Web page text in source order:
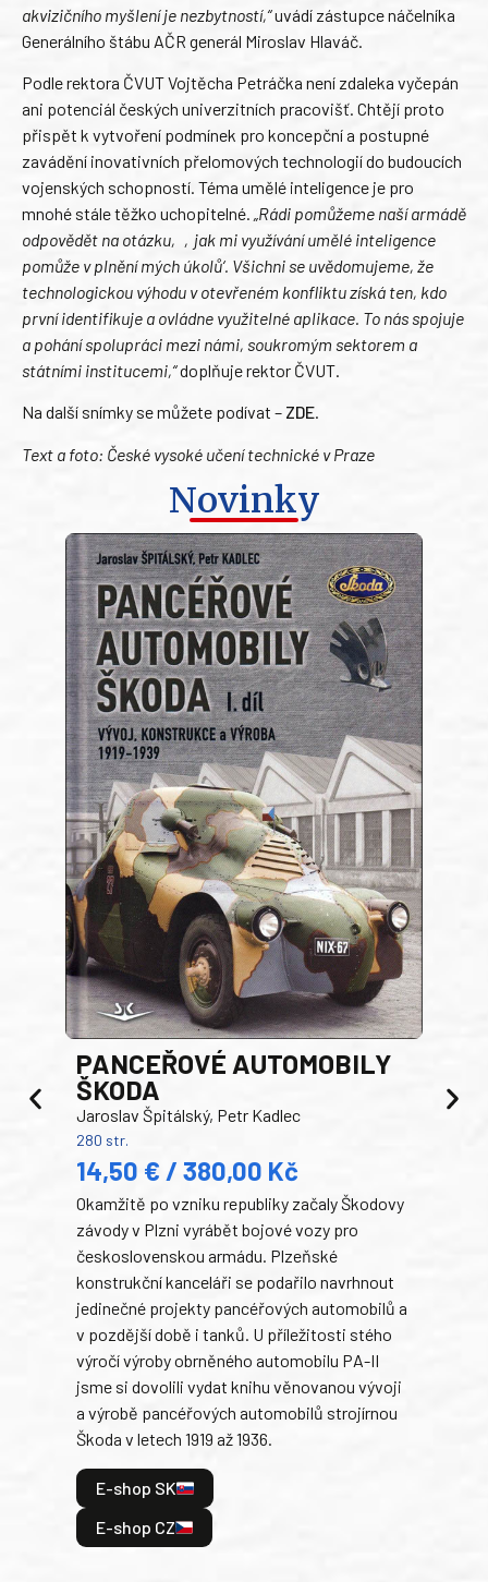
akvizičního myšlení je nezbytností,“uvádí zástupce náčelníka
Generálního štábu AČR generál Miroslav Hlaváč.
Podle rektora ČVUT Vojtěcha Petráčka není zdaleka vyčepán
ani potenciál českých univerzitních pracovišť. Chtějí proto
přispět k vytvoření podmínek pro koncepční a postupné
zavádění inovativních přelomových technologií do budoucích
vojenských schopností. Téma umělé inteligence je pro
mnohé stále těžko uchopitelné. „Rádi pomůžeme naší armádě
odpovědět na otázku‚ ‚jak mi využívání umělé inteligence
pomůže v plnění mých úkolů‘. Všichni se uvědomujeme, že
technologickou výhodu v otevřeném konfliktu získá ten, kdo
první identifikuje a ovládne využitelné aplikace. To nás spojuje
a pohání spolupráci mezi námi, soukromým sektorem a
státními institucemi,“doplňuje rektor ČVUT.
Na další snímky se můžete podívat – ZDE.
Text a foto: České vysoké učení technické v Praze
Novinky
PANCEŘOVÉ AUTOMOBILY
ŠKODA
Jaroslav Špitálský, Petr Kadlec
280 str.
14,50 € / 380,00 Kč
Okamžitě po vzniku republiky začaly Škodovy
závody v Plzni vyrábět bojové vozy pro
československou armádu. Plzeňské
konstrukční kanceláři se podařilo navrhnout
jedinečné projekty pancéřových automobilů a
v pozdější době i tanků. U příležitosti stého
výročí výroby obrněného automobilu PA-II
jsme si dovolili vydat knihu věnovanou vývoji
a výrobě pancéřových automobilů strojírnou
Škoda v letech 1919 až 1936.
E-shop SK
E-shop CZ